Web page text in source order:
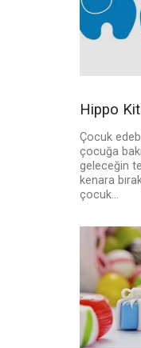
Hippo
Çocuk
çocuğa
geleceğin
kenara
çocuk...